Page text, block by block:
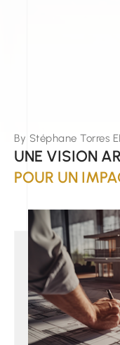
By Stéphane Torres EI
UNE VISION
POUR UN